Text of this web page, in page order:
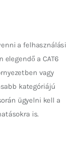
a felhasználási
a CAT6
vagy
kategóriájú
ügyelni kell a
is.